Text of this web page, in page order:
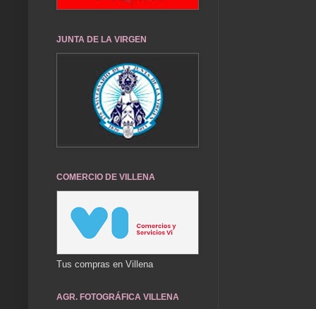
JUNTA DE LA VIRGEN
COMERCIO DE VILLENA
Tus compras en Villena
AGR. FOTOGRÁFICA VILLENA